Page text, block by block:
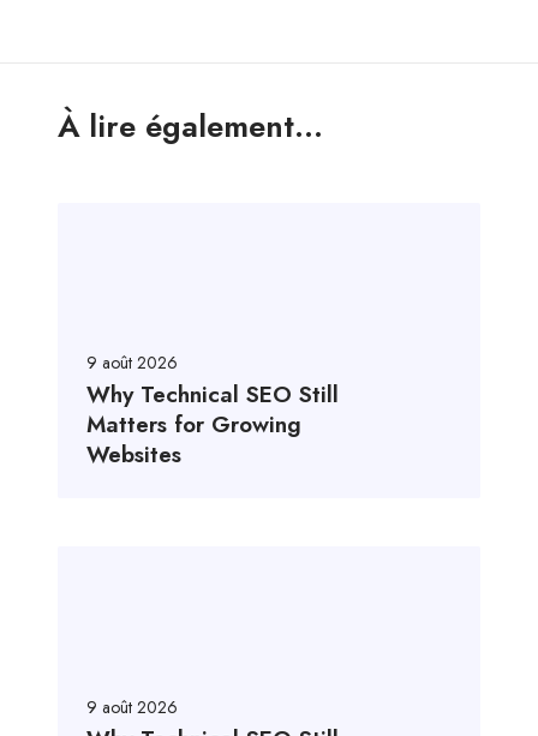
À lire également...
9 août 2026
Why Technical SEO Still
Matters for Growing
Websites
9 août 2026